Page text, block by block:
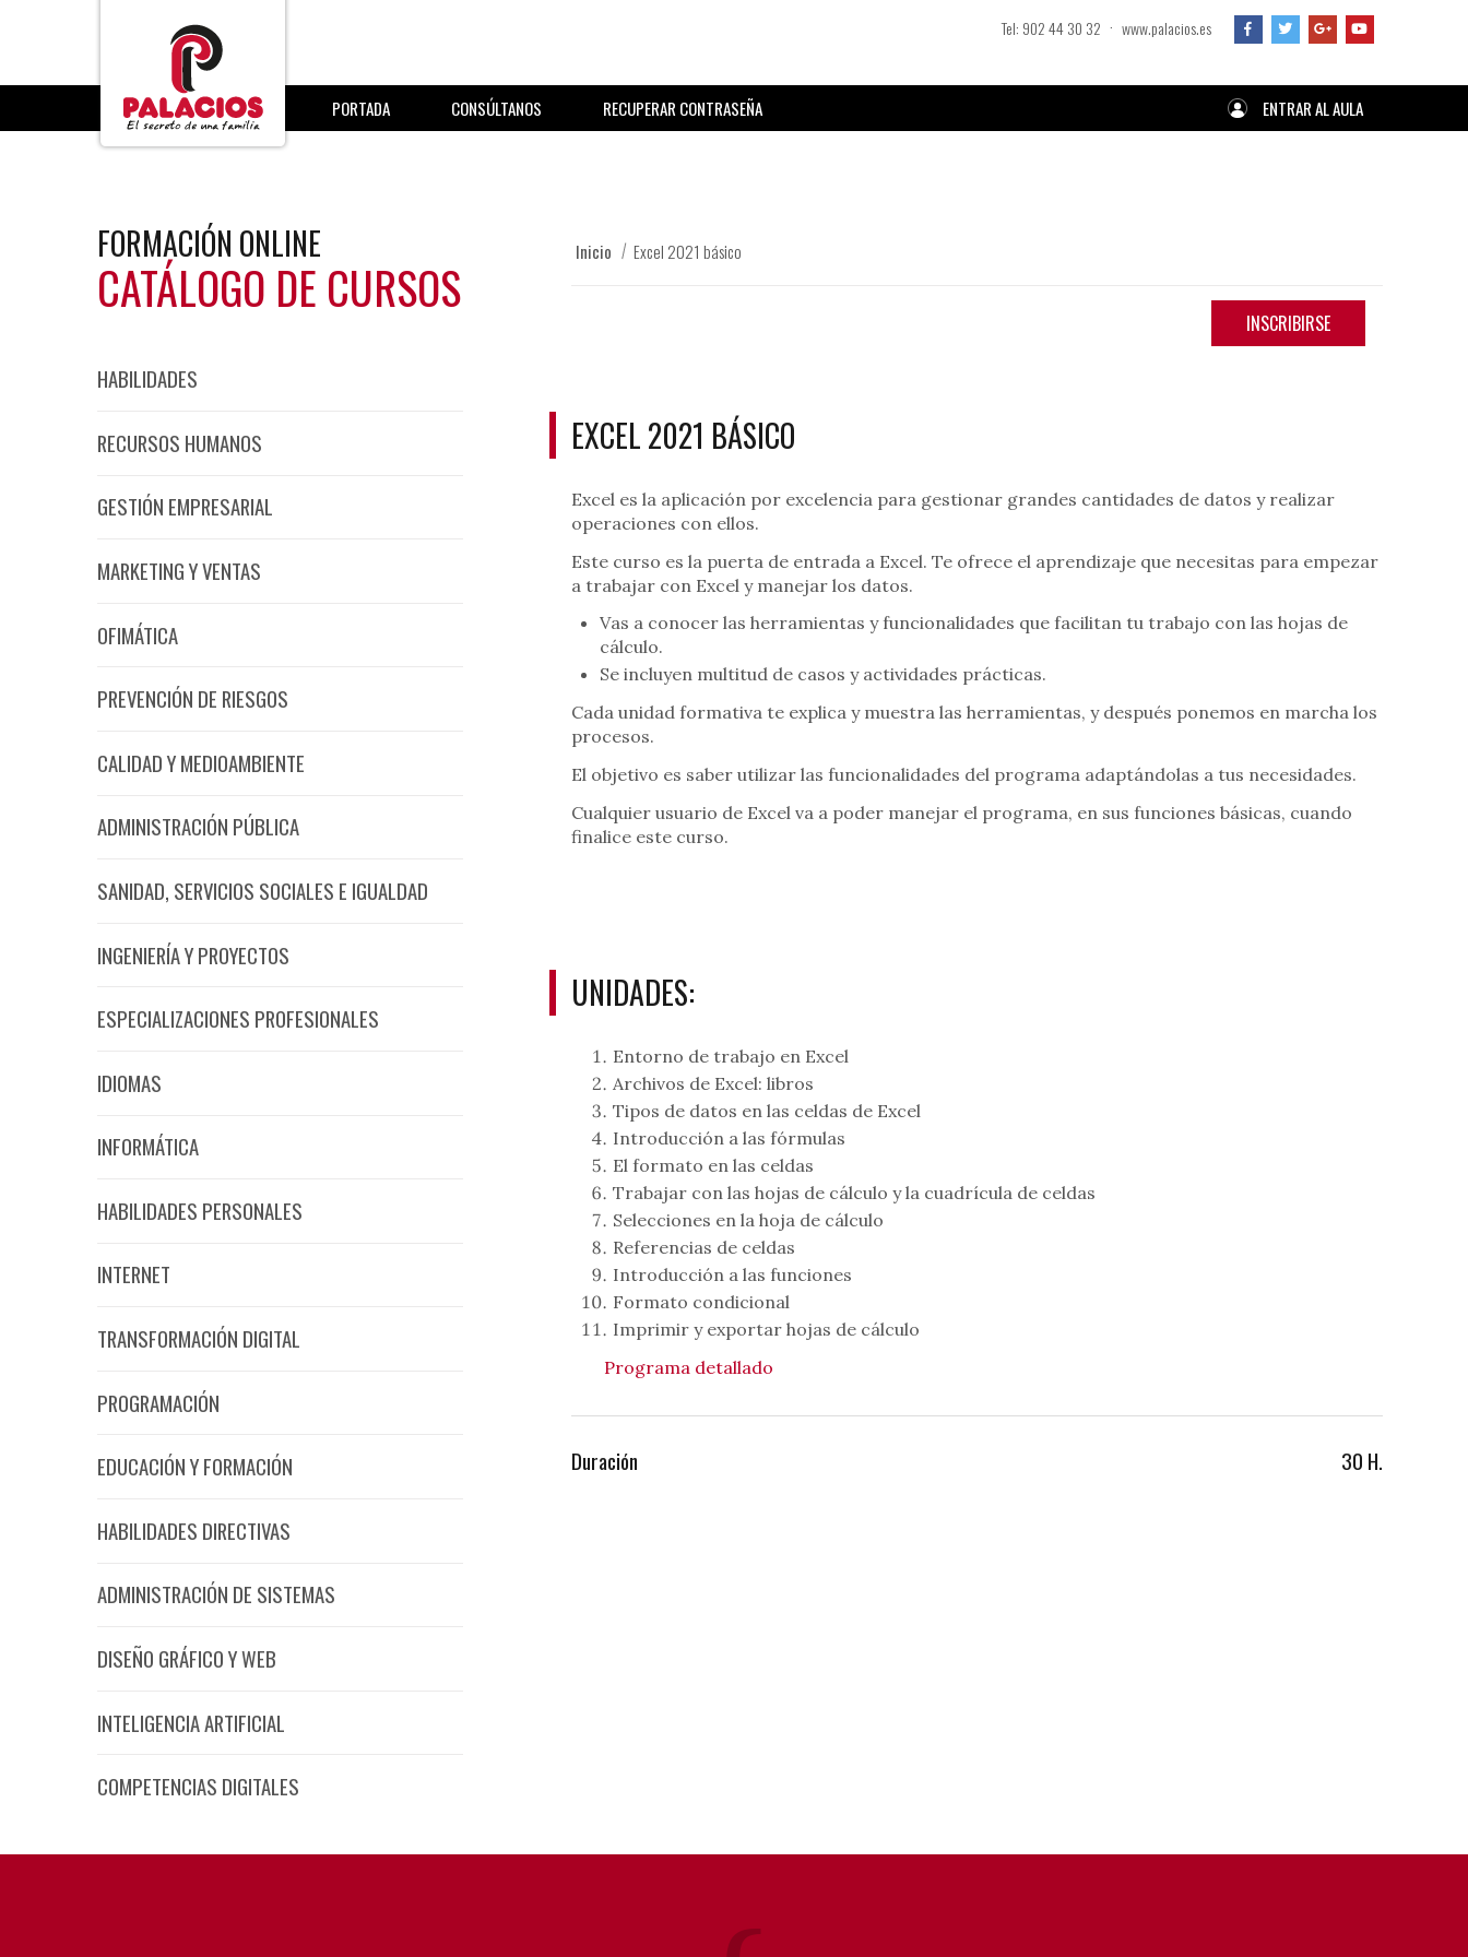
Tel: 902 44 30 32 · www.palacios.es
PORTADA CONSÚLTANOS RECUPERAR CONTRASEÑA ENTRAR AL AULA
CATÁLOGO DE CURSOS
FORMACIÓN ONLINE
HABILIDADES
RECURSOS HUMANOS
GESTIÓN EMPRESARIAL
MARKETING Y VENTAS
OFIMÁTICA
PREVENCIÓN DE RIESGOS
CALIDAD Y MEDIOAMBIENTE
ADMINISTRACIÓN PÚBLICA
SANIDAD, SERVICIOS SOCIALES E IGUALDAD
INGENIERÍA Y PROYECTOS
ESPECIALIZACIONES PROFESIONALES
IDIOMAS
INFORMÁTICA
HABILIDADES PERSONALES
INTERNET
TRANSFORMACIÓN DIGITAL
PROGRAMACIÓN
EDUCACIÓN Y FORMACIÓN
HABILIDADES DIRECTIVAS
ADMINISTRACIÓN DE SISTEMAS
DISEÑO GRÁFICO Y WEB
INTELIGENCIA ARTIFICIAL
COMPETENCIAS DIGITALES
Inicio Excel 2021 básico
INSCRIBIRSE
EXCEL 2021 BÁSICO
Excel es la aplicación por excelencia para gestionar grandes cantidades de datos y realizar
operaciones con ellos.
Este curso es la puerta de entrada a Excel. Te ofrece el aprendizaje que necesitas para empezar
a trabajar con Excel y manejar los datos.
Vas a conocer las herramientas y funcionalidades que facilitan tu trabajo con las hojas de
cálculo.
Se incluyen multitud de casos y actividades prácticas.
Cada unidad formativa te explica y muestra las herramientas, y después ponemos en marcha los
procesos.
El objetivo es saber utilizar las funcionalidades del programa adaptándolas a tus necesidades.
Cualquier usuario de Excel va a poder manejar el programa, en sus funciones básicas, cuando
finalice este curso.
UNIDADES:
Entorno de trabajo en Excel
Archivos de Excel: libros
Tipos de datos en las celdas de Excel
Introducción a las fórmulas
El formato en las celdas
Trabajar con las hojas de cálculo y la cuadrícula de celdas
Selecciones en la hoja de cálculo
Referencias de celdas
Introducción a las funciones
Formato condicional
Imprimir y exportar hojas de cálculo
Programa detallado
30 H.
Duración